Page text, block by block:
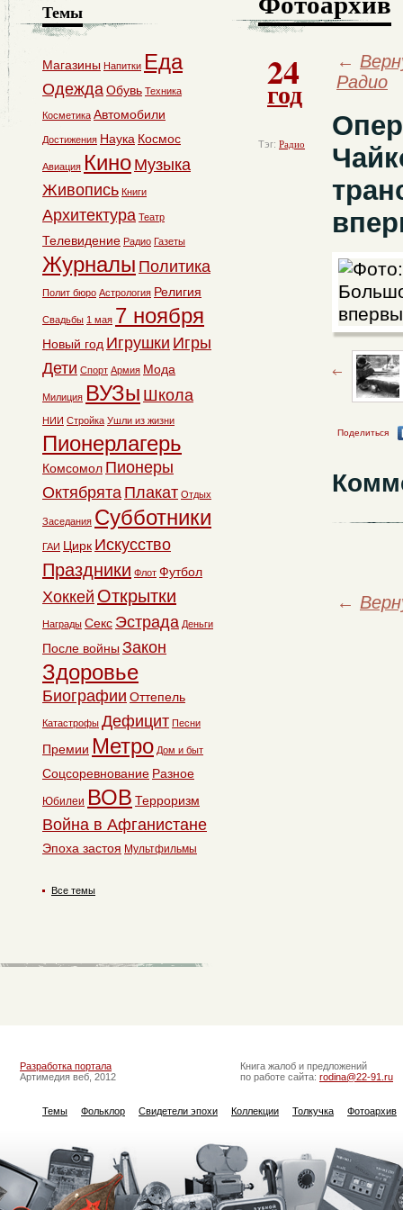
24
год
Тэг: Радио
←
Радио
Поделиться
←
Темы
Магазины Напитки Еда
ОдеждаОбувь Техника
Косметика Автомобили
Достижения Наука Космос
Авиация Кино Музыка
Живопись Книги
Архитектура Театр
Телевидение Радио Газеты
Журналы Политика
Полит бюро Астрология Религия
Свадьбы 1 мая 7 ноября
Новый год Игрушки Игры
Дети Спорт Армия Мода
Милиция ВУЗы Школа
НИИ Стройка Ушли из жизни
Пионерлагерь
Комсомол Пионеры
Октябрята Плакат Отдых
Заседания Субботники
ГАИ Цирк Искусство
Праздники Флот Футбол
Хоккей Открытки
Награды Секс Эстрада Деньги
После войны Закон
Здоровье
Биографии Оттепель
Катастрофы Дефицит Песни
Премии Метро Дом и быт
Соцсоревнование Разное
Юбилеи ВОВ Терроризм
Война в Афганистане
Эпоха застоя Мультфильмы
Все темы
Разработка портала
Артимедия веб, 2012
Книга жалоб и предложений
по работе сайта: rodina@22-91.ru
Темы Фольклор Свидетели эпохи Коллекции Толкучка Фотоархив